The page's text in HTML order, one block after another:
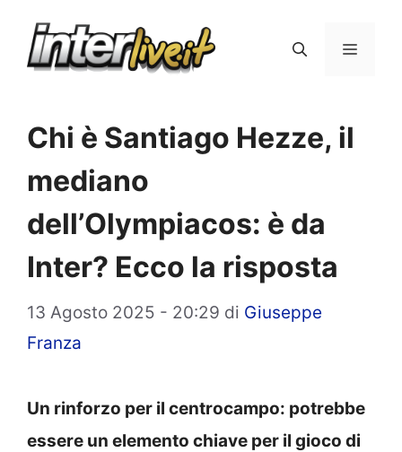
Menu
Chi è Santiago Hezze, il
mediano
dell’Olympiacos: è da
Inter? Ecco la risposta
13 Agosto 2025 - 20:29 di Giuseppe
Franza
Un rinforzo per il centrocampo: potrebbe
essere un elemento chiave per il gioco di